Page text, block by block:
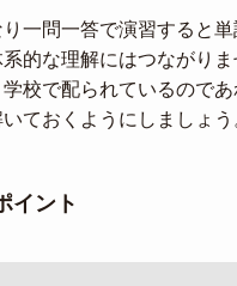
一問一答で演習すると
的な理解にはつながり
校で配られているので
ておくようにしましょう
イント